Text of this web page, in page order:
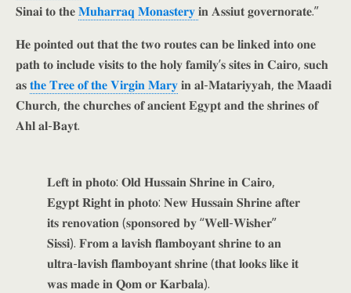
𝐒𝐢𝐧𝐚𝐢 𝐭𝐨 𝐭𝐡𝐞𝐌𝐮𝐡𝐚𝐫𝐫𝐚𝐪 𝐌𝐨𝐧𝐚𝐬𝐭𝐞𝐫𝐲𝐢𝐧 𝐀𝐬𝐬𝐢𝐮𝐭 𝐠𝐨𝐯𝐞𝐫𝐧𝐨𝐫𝐚𝐭𝐞.”
𝐇𝐞 𝐩𝐨𝐢𝐧𝐭𝐞𝐝 𝐨𝐮𝐭 𝐭𝐡𝐚𝐭 𝐭𝐡𝐞 𝐭𝐰𝐨 𝐫𝐨𝐮𝐭𝐞𝐬 𝐜𝐚𝐧 𝐛𝐞 𝐥𝐢𝐧𝐤𝐞𝐝 𝐢𝐧𝐭𝐨 𝐨𝐧𝐞
𝐩𝐚𝐭𝐡 𝐭𝐨 𝐢𝐧𝐜𝐥𝐮𝐝𝐞 𝐯𝐢𝐬𝐢𝐭𝐬 𝐭𝐨 𝐭𝐡𝐞 𝐡𝐨𝐥𝐲 𝐟𝐚𝐦𝐢𝐥𝐲’𝐬 𝐬𝐢𝐭𝐞𝐬 𝐢𝐧 𝐂𝐚𝐢𝐫𝐨, 𝐬𝐮𝐜𝐡
𝐚𝐬𝐭𝐡𝐞 𝐓𝐫𝐞𝐞 𝐨𝐟 𝐭𝐡𝐞 𝐕𝐢𝐫𝐠𝐢𝐧 𝐌𝐚𝐫𝐲𝐢𝐧 𝐚𝐥-𝐌𝐚𝐭𝐚𝐫𝐢𝐲𝐲𝐚𝐡, 𝐭𝐡𝐞 𝐌𝐚𝐚𝐝𝐢
𝐂𝐡𝐮𝐫𝐜𝐡, 𝐭𝐡𝐞 𝐜𝐡𝐮𝐫𝐜𝐡𝐞𝐬 𝐨𝐟 𝐚𝐧𝐜𝐢𝐞𝐧𝐭 𝐄𝐠𝐲𝐩𝐭 𝐚𝐧𝐝 𝐭𝐡𝐞 𝐬𝐡𝐫𝐢𝐧𝐞𝐬 𝐨𝐟
𝐀𝐡𝐥 𝐚𝐥-𝐁𝐚𝐲𝐭.
𝐋𝐞𝐟𝐭 𝐢𝐧 𝐩𝐡𝐨𝐭𝐨: 𝐎𝐥𝐝 𝐇𝐮𝐬𝐬𝐚𝐢𝐧 𝐒𝐡𝐫𝐢𝐧𝐞 𝐢𝐧 𝐂𝐚𝐢𝐫𝐨,
𝐄𝐠𝐲𝐩𝐭 𝐑𝐢𝐠𝐡𝐭 𝐢𝐧 𝐩𝐡𝐨𝐭𝐨: 𝐍𝐞𝐰 𝐇𝐮𝐬𝐬𝐚𝐢𝐧 𝐒𝐡𝐫𝐢𝐧𝐞 𝐚𝐟𝐭𝐞𝐫
𝐢𝐭𝐬 𝐫𝐞𝐧𝐨𝐯𝐚𝐭𝐢𝐨𝐧 (𝐬𝐩𝐨𝐧𝐬𝐨𝐫𝐞𝐝 𝐛𝐲 “𝐖𝐞𝐥𝐥-𝐖𝐢𝐬𝐡𝐞𝐫”
𝐒𝐢𝐬𝐬𝐢). 𝐅𝐫𝐨𝐦 𝐚 𝐥𝐚𝐯𝐢𝐬𝐡 𝐟𝐥𝐚𝐦𝐛𝐨𝐲𝐚𝐧𝐭 𝐬𝐡𝐫𝐢𝐧𝐞 𝐭𝐨 𝐚𝐧
𝐮𝐥𝐭𝐫𝐚-𝐥𝐚𝐯𝐢𝐬𝐡 𝐟𝐥𝐚𝐦𝐛𝐨𝐲𝐚𝐧𝐭 𝐬𝐡𝐫𝐢𝐧𝐞 (𝐭𝐡𝐚𝐭 𝐥𝐨𝐨𝐤𝐬 𝐥𝐢𝐤𝐞 𝐢𝐭
𝐰𝐚𝐬 𝐦𝐚𝐝𝐞 𝐢𝐧 𝐐𝐨𝐦 𝐨𝐫 𝐊𝐚𝐫𝐛𝐚𝐥𝐚).